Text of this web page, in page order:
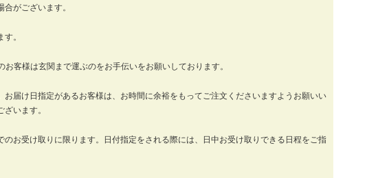
がございます。
。
客様は玄関まで運ぶのをお手伝いをお願いしております。
届け日指定があるお客様は、お時間に余裕をもってご注文くださいますようお願いい
います。
お受け取りに限ります。日付指定をされる際には、日中お受け取りできる日程をご指